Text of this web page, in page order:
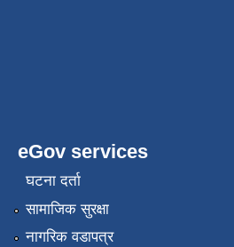
eGov services
घटना दर्ता
सामाजिक सुरक्षा
नागरिक वडापत्र